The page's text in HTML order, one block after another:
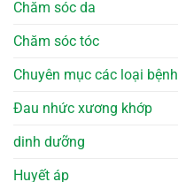
Chăm sóc da
Chăm sóc tóc
Chuyên mục các loại bệnh
Đau nhức xương khớp
dinh dưỡng
Huyết áp